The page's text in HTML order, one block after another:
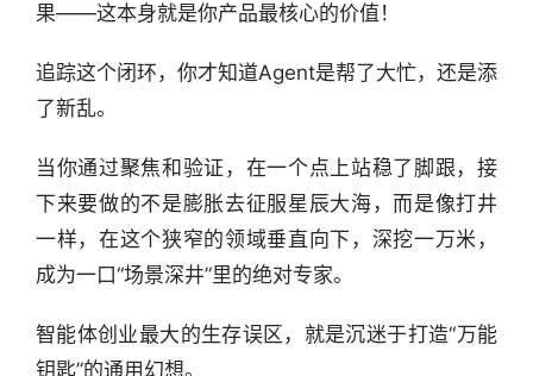
果——这本身就是你产品最核心的价值！
追踪这个闭环，你才知道Agent是帮了大忙，还是添
了新乱。
当你通过聚焦和验证，在一个点上站稳了脚跟，接
下来要做的不是膨胀去征服星辰大海，而是像打井
一样，在这个狭窄的领域垂直向下，深挖一万米，
成为一口“场景深井”里的绝对专家。
智能体创业最大的生存误区，就是沉迷于打造“万能
钥匙”的通用幻想。